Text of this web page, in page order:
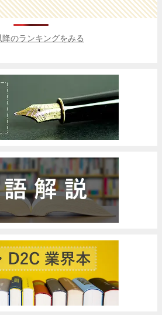
降のランキングをみる